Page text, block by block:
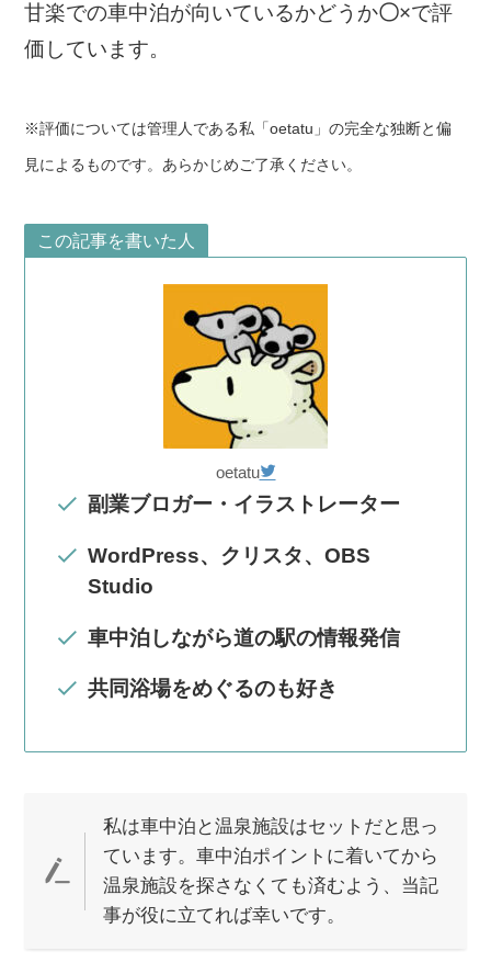
甘楽での車中泊が向いているかどうか〇×で評
価しています。
※評価については管理人である私「oetatu」の完全な独断と偏
見によるものです。あらかじめご了承ください。
この記事を書いた人
oetatu
副業ブロガー・イラストレーター
WordPress、クリスタ、OBS
Studio
車中泊しながら道の駅の情報発信
共同浴場をめぐるのも好き
私は車中泊と温泉施設はセットだと思っ
ています。車中泊ポイントに着いてから
温泉施設を探さなくても済むよう、当記
事が役に立てれば幸いです。